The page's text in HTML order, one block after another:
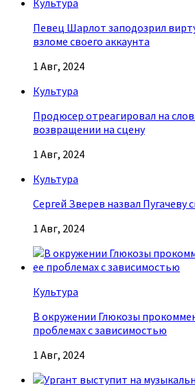
Культура
Певец Шарлот заподозрил
взломе своего аккаунта
1 Авг, 2024
Культура
Продюсер отреагировал на
возвращении на сцену
1 Авг, 2024
Культура
Сергей Зверев назвал Пугачеву
1 Авг, 2024
Культура
В окружении Глюкозы
проблемах с зависимостью
1 Авг, 2024